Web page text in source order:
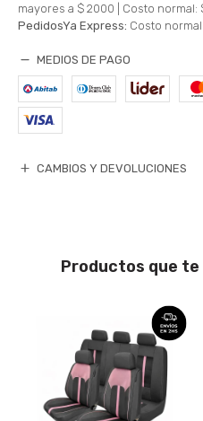
mayores a $ 2000 | Costo normal:
PedidosYa Express: Costo
MEDIOS DE PAGO
CAMBIOS Y DEVOLUCIONES
Productos que